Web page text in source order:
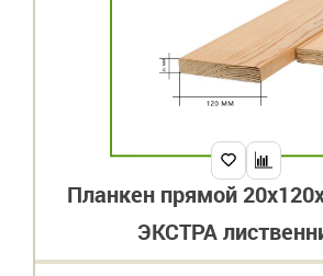
Планкен прямой
ЭКСТРА